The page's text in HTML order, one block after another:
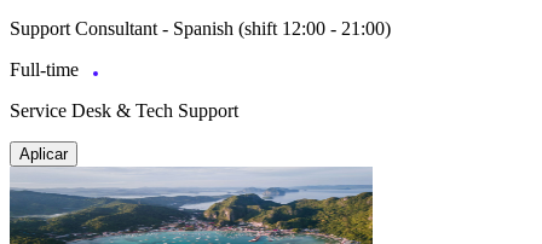
Support Consultant - Spanish (shift 12:00 - 21:00)
Full-time
Service Desk & Tech Support
Aplicar